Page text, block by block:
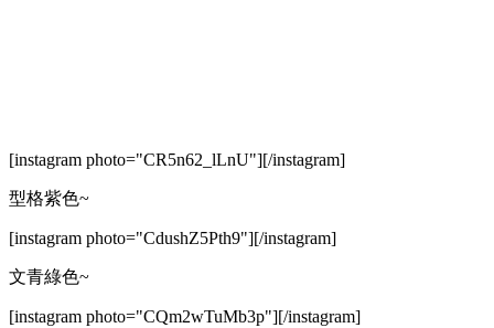
[instagram photo="CR5n62_lLnU"][/instagram]
型格紫色~
[instagram photo="CdushZ5Pth9"][/instagram]
文青綠色~
[instagram photo="CQm2wTuMb3p"][/instagram]